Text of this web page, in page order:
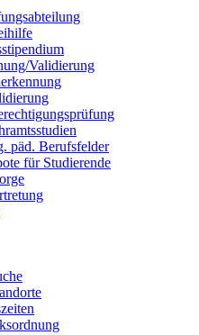
Validierung
päd. Berufsfelder
für Studierende